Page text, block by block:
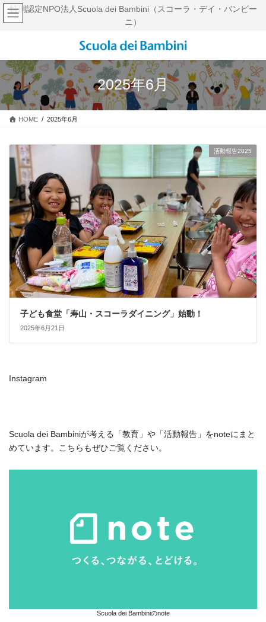
コ
ン
に
移
動
ナ
ビ
ョ
ン
に
移
特例認定NPO法人Scuola dei Bambini（スコーラ・デイ・バンビー
ニ）
2025年6月
HOME 2025年6月
活動報告2025
子ども食堂「寿山・スコーラダイニング」始動！
2025年6月21日
Instagram
Scuola dei Bambiniが考える「教育」や「活動報告」をnoteにまと
めています。こちらもぜひご覧ください。
Scuola dei Bambiniのnote